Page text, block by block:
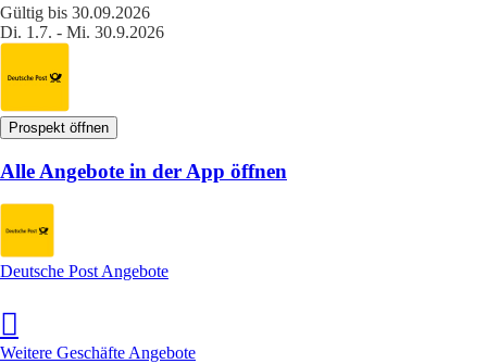
Gültig bis 30.09.2026
Di. 1.7. - Mi. 30.9.2026
Prospekt öffnen
Alle Angebote in der App öffnen
Deutsche Post Angebote
Weitere Geschäfte Angebote